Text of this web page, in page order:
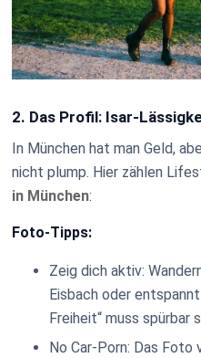
2. Das Profil: Isar-
In München hat man Geld,
nicht plump. Hier zählen
in München:
Foto-Tipps:
Zeig dich aktiv:
Eisbach oder
Freiheit“ muss spürbar
No Car-Porn: Das Foto